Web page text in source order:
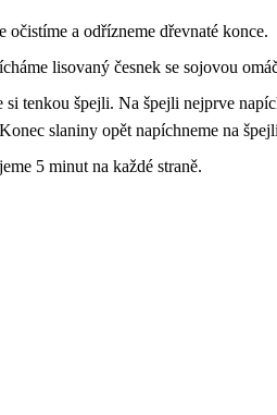
očistíme a odřízneme dřevnaté konce.
lisovaný česnek se sojovou
si tenkou špejli. Na špejli nejprve
slaniny opět napíchneme na
5 minut na každé straně.